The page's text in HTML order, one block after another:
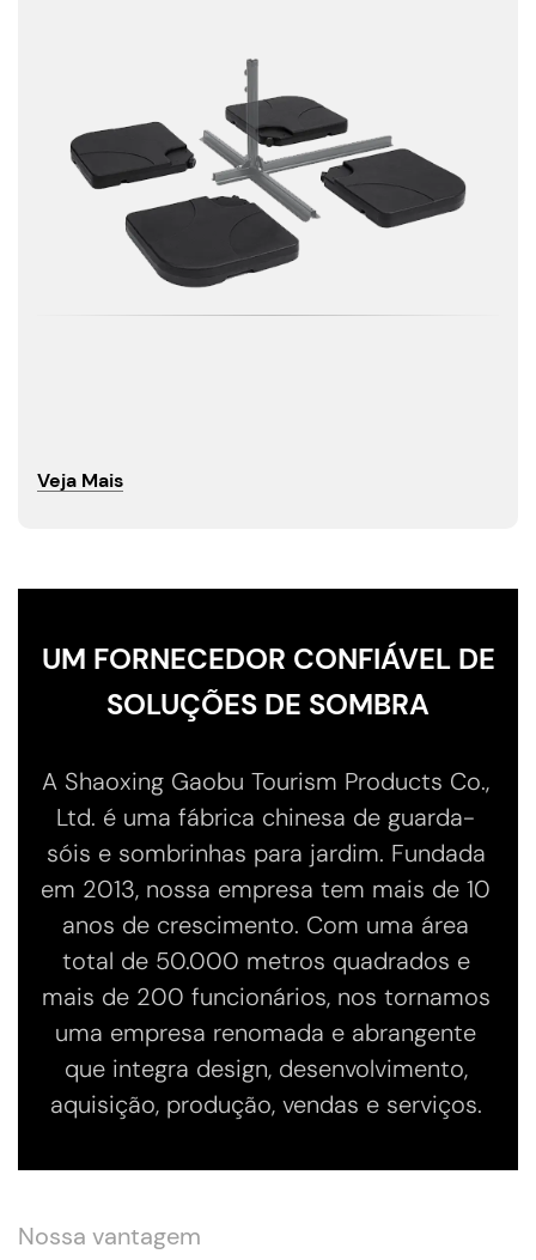
Veja Mais
UM FORNECEDOR CONFIÁVEL DE
SOLUÇÕES DE SOMBRA
A Shaoxing Gaobu Tourism Products Co.,
Ltd. é uma fábrica chinesa de guarda-
sóis e sombrinhas para jardim. Fundada
em 2013, nossa empresa tem mais de 10
anos de crescimento. Com uma área
total de 50.000 metros quadrados e
mais de 200 funcionários, nos tornamos
uma empresa renomada e abrangente
que integra design, desenvolvimento,
aquisição, produção, vendas e serviços.
Nossa vantagem